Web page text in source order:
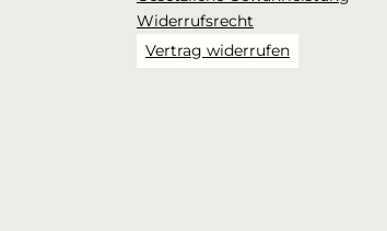
Widerrufsrecht
Vertrag widerrufen